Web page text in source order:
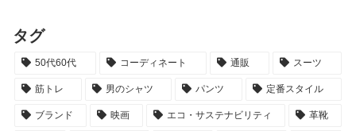
タグ
50代60代 コーディネート 通販 スーツ
筋トレ 男のシャツ パンツ 定番スタイル
ブランド 映画 エコ・サステナビリティ 革靴